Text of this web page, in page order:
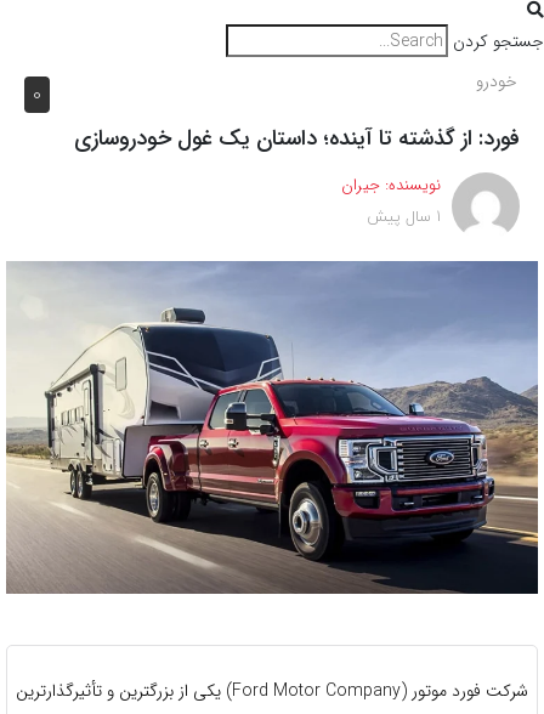
جستجو کردن
0 خودرو
فورد: از گذشته تا آینده؛ داستان یک غول خودروسازی
نویسنده: جیران
1 سال پیش
شرکت فورد موتور (Ford Motor Company) یکی از بزرگترین و تأثیرگذارترین